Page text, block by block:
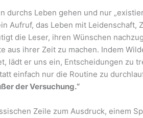
durchs Leben gehen und nur
Aufruf, das Leben mit Leidenschaft,
die Leser, ihren Wünschen
aus ihrer Zeit zu machen. Indem
lädt er uns ein, Entscheidungen zu
einfach nur die Routine zu
der Versuchung.“
Zeile zum Ausdruck, einem